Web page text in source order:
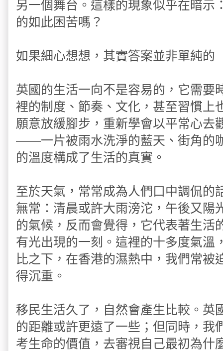
另一個舞台。這樣的現象似乎在暗示
的如此困苦嗎？
如果細心想想，其實答案並非單純的
英國的生活一向不是容易的，它需要
裡的制度、節奏、文化，甚至習慣上
願意放緩腳步，重新學會以平常心去
——一片被雨水洗淨的藍天、街角的
的溫度構成了生活的真實。
至於天氣，常常成為人們口中調侃的
無常：清晨或許大雨滂沱，午後又陽
的氣候，反而會覺得，它代表著生
有光出現的一刻。這裡的十多度氣溫
比之下，在香港的濕熱中，我們常被
得沉重。
移民生活久了，自然會產生比較。英
的距離或許更遠了一些；但同時，我
考生命的價值，去審視自己最初為什